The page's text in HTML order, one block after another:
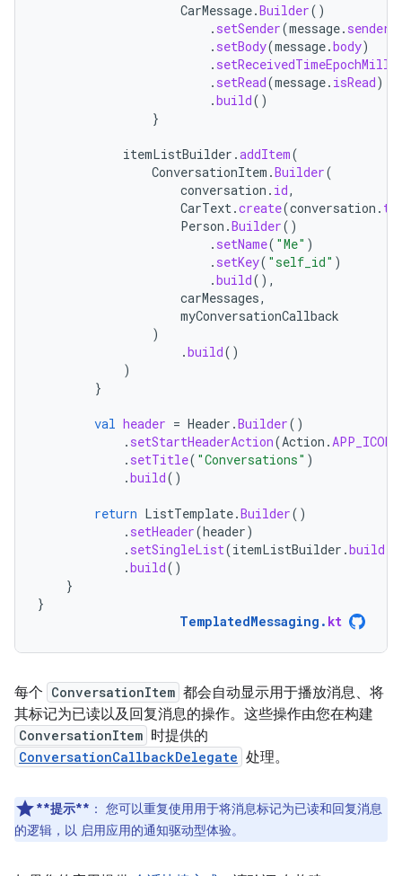
CarMessage.Builder()
. setSender(message. sender
. setBody(message.body)
.
. setRead(message. isRead)
.build()
}
itemListBuilder .addItem(
ConversationItem .Builder(
conversation . id,
CarText.create(conversation .
Person .Builder()
. setName( "Me" )
. setKey( "self_id" )
.build(),
carMessages,
myConversationCallback
)
.build()
)
}
val header = Header .Builder()
. setStartHeaderAction(Action .APP_ICON
. setTitle( "Conversations" )
.build()
return ListTemplate.Builder()
. setHeader(header)
. setSingleList(itemListBuilder .build
.build()
}
}
TemplatedMessaging . kt
每个 ConversationItem 都会自动显示用于播放消息、将
其标记为已读以及回复消息的操作。这些操作由您在构建
ConversationItem 时提供的
ConversationCallbackDelegate 处理。
**提示** ： 您可以重复使用用于将消息标记为已读和回复消息
的逻辑，以 启用应用的通知驱动型体验。